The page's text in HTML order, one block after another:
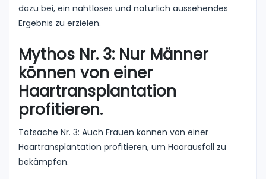
dazu bei, ein nahtloses und natürlich aussehendes
Ergebnis zu erzielen.
Mythos Nr. 3: Nur Männer
können von einer
Haartransplantation
profitieren.
Tatsache Nr. 3: Auch Frauen können von einer
Haartransplantation profitieren, um Haarausfall zu
bekämpfen.